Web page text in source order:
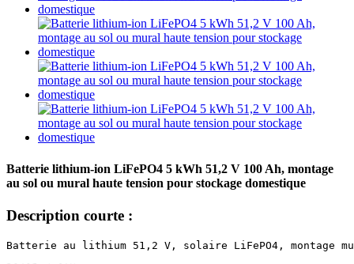
Batterie lithium-ion LiFePO4 5 kWh 51,2 V 100 Ah, montage
au sol ou mural haute tension pour stockage domestique
Description courte :
Batterie au lithium 51,2 V, solaire LiFePO4, montage